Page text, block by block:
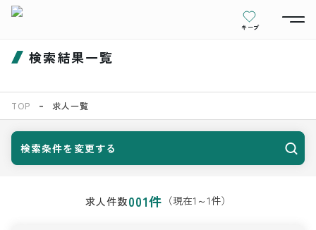
キープ
検索結果一覧
TOP 求人一覧
検索条件を変更する
求人件数001件 （現在1 ～1件）